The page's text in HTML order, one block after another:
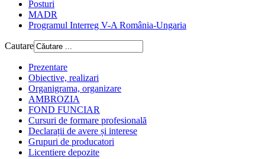
Posturi
MADR
Programul Interreg V-A România-Ungaria
Cautare
Prezentare
Obiective, realizari
Organigrama, organizare
AMBROZIA
FOND FUNCIAR
Cursuri de formare profesională
Declarații de avere și interese
Grupuri de producatori
Licentiere depozite